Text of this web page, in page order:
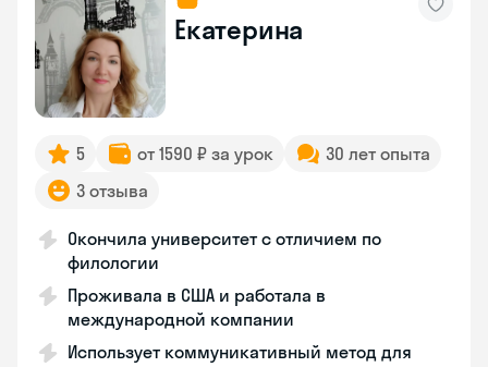
Екатерина
5 от 1590 ₽ за урок
30 лет опыта
3 отзыва
Окончила университет с отличием по
филологии
Проживала в США и работала в
международной компании
Использует коммуникативный метод для